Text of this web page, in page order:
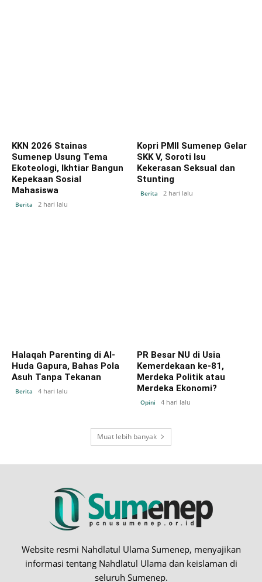
KKN 2026 Stainas
Sumenep Usung Tema
Ekoteologi, Ikhtiar Bangun
Kepekaan Sosial
Mahasiswa
Berita 2 hari lalu
Kopri PMII Sumenep Gelar
SKK V, Soroti Isu
Kekerasan Seksual dan
Stunting
Berita 2 hari lalu
Halaqah Parenting di Al-
Huda Gapura, Bahas Pola
Asuh Tanpa Tekanan
Berita 4 hari lalu
PR Besar NU di Usia
Kemerdekaan ke-81,
Merdeka Politik atau
Merdeka Ekonomi?
Opini 4 hari lalu
Muat lebih banyak
Website resmi Nahdlatul Ulama Sumenep, menyajikan
informasi tentang Nahdlatul Ulama dan keislaman di
seluruh Sumenep.